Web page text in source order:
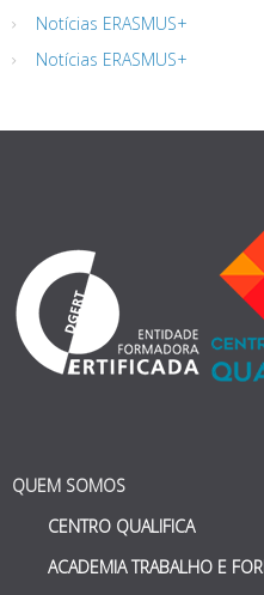
Notícias ERASMUS+
Notícias ERASMUS+
QUEM SOMOS
CENTRO QUALIFICA
ACADEMIA TRABALHO E